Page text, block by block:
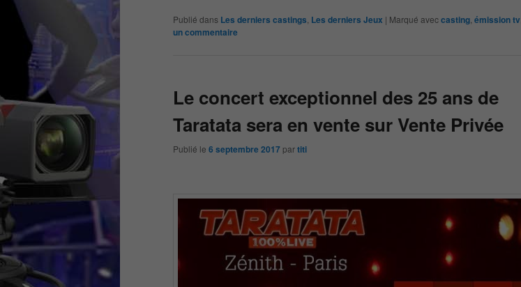
Publié dans Les derniers castings Les derniers Jeux | Marqué aveccasting émission tv
un commentaire
Le concert exceptionnel des 25 ans de
Taratata sera en vente sur Vente Privée
Publié le 6 septembre 2017 partiti